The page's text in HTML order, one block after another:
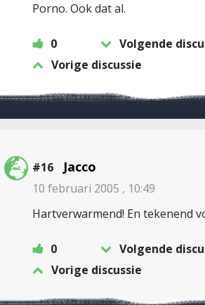
Porno. Ook dat al.
0
Volgende
Vorige discussie
#16 Jacco
10 februari 2005 , 10:49
Hartverwarmend! En tekenend
0
Volgende
Vorige discussie